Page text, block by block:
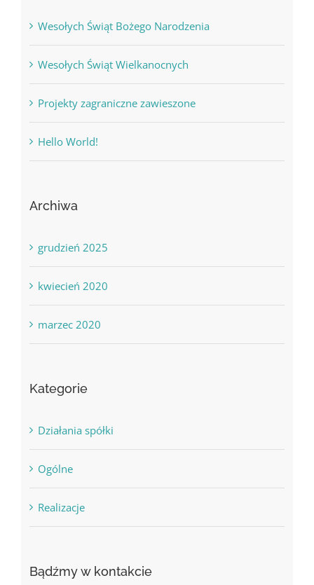
Wesołych Świąt Bożego Narodzenia
Wesołych Świąt Wielkanocnych
Projekty zagraniczne zawieszone
Hello World!
Archiwa
grudzień 2025
kwiecień 2020
marzec 2020
Kategorie
Działania spółki
Ogólne
Realizacje
Bądźmy w kontakcie